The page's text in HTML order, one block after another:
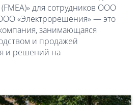
для сотрудников ООО
«Электрорешения» — это
занимающаяся
и продажей
и решений на